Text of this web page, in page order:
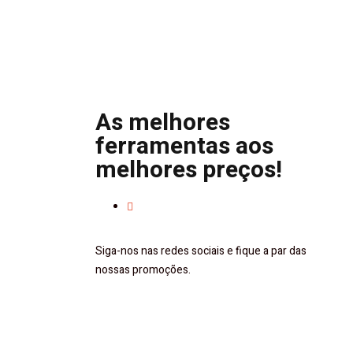
As melhores
ferramentas aos
melhores preços!
Siga-nos nas redes sociais e fique a par das
nossas promoções.